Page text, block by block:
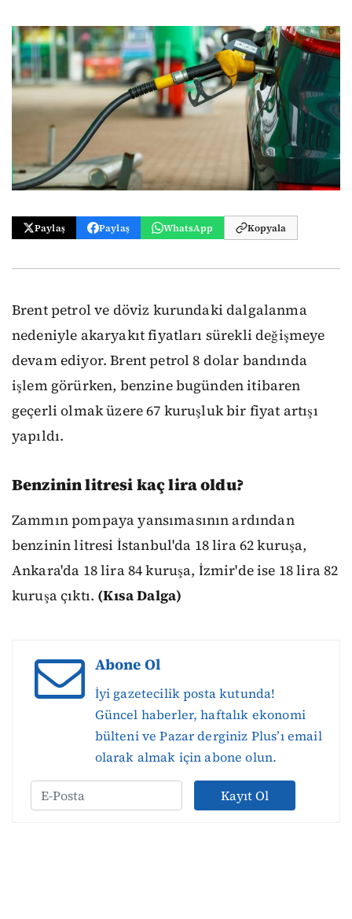
Paylaş Paylaş WhatsApp Kopyala
Brent petrol ve döviz kurundaki dalgalanma
nedeniyle akaryakıt fiyatları sürekli değişmeye
devam ediyor. Brent petrol 8 dolar bandında
işlem görürken, benzine bugünden itibaren
geçerli olmak üzere 67 kuruşluk bir fiyat artışı
yapıldı.
Benzinin litresi kaç lira oldu?
Zammın pompaya yansımasının ardından
benzinin litresi İstanbul'da 18 lira 62 kuruşa,
Ankara'da 18 lira 84 kuruşa, İzmir'de ise 18 lira 82
kuruşa çıktı. (Kısa Dalga)
Abone Ol
İyi gazetecilik posta kutunda!
Güncel haberler, haftalık ekonomi
bülteni ve Pazar derginiz Plus’ı email
olarak almak için abone olun.
Kayıt Ol